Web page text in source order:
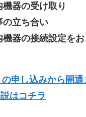
器の受け取り
立ち合い
器の接続設定をお
申し込みから開
はコチラ